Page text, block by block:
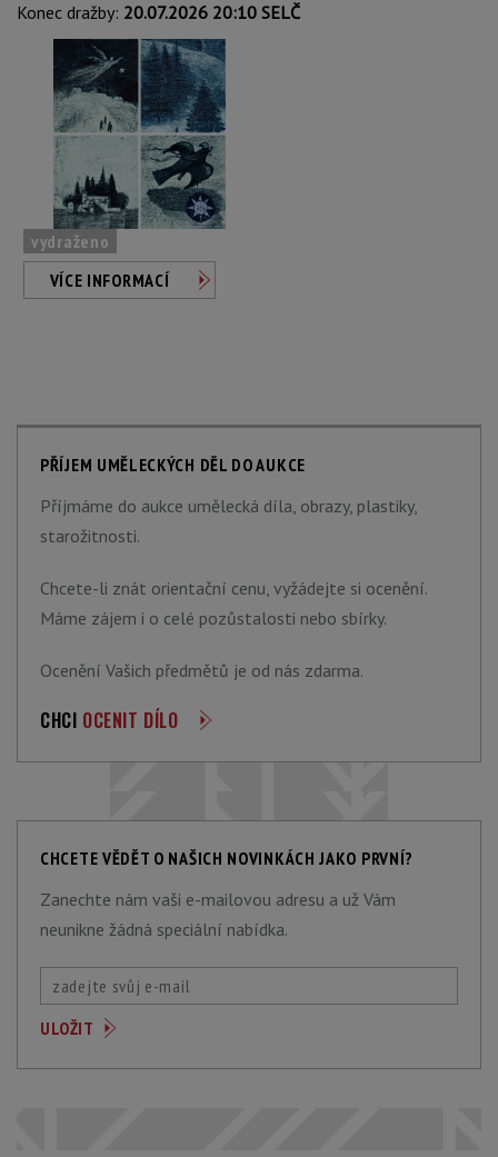
Konec dražby: 20.07.2026 20:10 SELČ
vydraženo
VÍCE INFORMACÍ
PŘÍJEM UMĚLECKÝCH DĚL DO AUKCE
Příjmáme do aukce umělecká díla, obrazy, plastiky,
starožitnosti.
Chcete-li znát orientační cenu, vyžádejte si ocenění.
Máme zájem i o celé pozůstalosti nebo sbírky.
Ocenění Vašich předmětů je od nás zdarma.
CHCI OCENIT DÍLO
CHCETE VĚDĚT O NAŠICH NOVINKÁCH JAKO PRVNÍ?
Zanechte nám vaši e-mailovou adresu a už Vám
neunikne žádná speciální nabídka.